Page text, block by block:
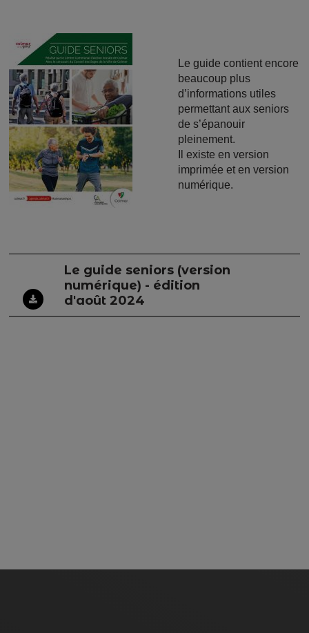
Image
Le guide contient encore
beaucoup plus
d’informations utiles
permettant aux seniors
de s’épanouir
pleinement.
Il existe en version
imprimée et en version
numérique.
Le guide seniors (version
numérique) - édition
d'août 2024